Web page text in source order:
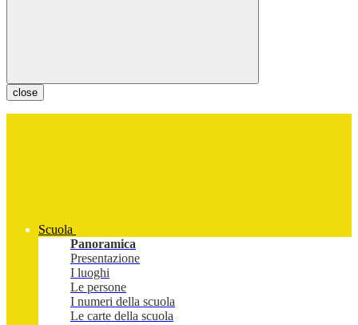
close
Scuola
Panoramica
Presentazione
I luoghi
Le persone
I numeri della scuola
Le carte della scuola